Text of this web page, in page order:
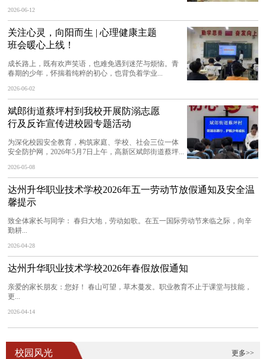
2026-06-12
关注心灵，向阳而生 | 心理健康主题
班会暖心上线！
成长路上，既有欢声笑语，也难免遇到迷茫与烦恼。青
春期的少年，怀揣着纯粹的初心，也背负着学业...
2026-06-02
斌郎街道蔡坪村到我校开展防溺志愿
行及反诈宣传进校园专题活动
为深化校园安全教育，构筑家庭、学校、社会三位一体
安全防护网，2026年5月7日上午，高新区斌郎街道蔡坪...
2026-05-08
达州升华职业技术学校2026年五一劳动节放假通知及安全温
馨提示
致全体家长与同学： 春归大地，劳动如歌。在五一国际劳动节来临之际，向辛
勤耕...
2026-04-28
达州升华职业技术学校2026年春假放假通知
亲爱的家长朋友：您好！ 春山可望，草木蔓发。职业教育不止于课堂与技能，
更...
2026-04-14
更多>>
校园风光